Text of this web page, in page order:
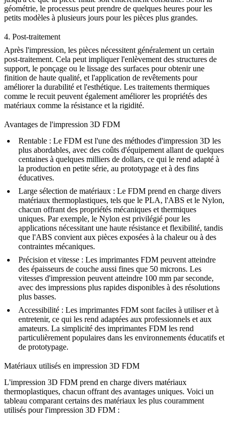
géométrie, le processus peut prendre de quelques heures pour les
petits modèles à plusieurs jours pour les pièces plus grandes.
4. Post-traitement
Après l'impression, les pièces nécessitent généralement un certain
post-traitement. Cela peut impliquer l'enlèvement des structures de
support, le ponçage ou le lissage des surfaces pour obtenir une
finition de haute qualité, et l'application de revêtements pour
améliorer la durabilité et l'esthétique. Les traitements thermiques
comme le recuit peuvent également améliorer les propriétés des
matériaux comme la résistance et la rigidité.
Avantages de l'impression 3D FDM
Rentable : Le FDM est l'une des méthodes d'impression 3D les
plus abordables, avec des coûts d'équipement allant de quelques
centaines à quelques milliers de dollars, ce qui le rend adapté à
la production en petite série, au prototypage et à des fins
éducatives.
Large sélection de matériaux : Le FDM prend en charge divers
matériaux thermoplastiques, tels que le PLA, l'ABS et le Nylon,
chacun offrant des propriétés mécaniques et thermiques
uniques. Par exemple, le Nylon est privilégié pour les
applications nécessitant une haute résistance et flexibilité, tandis
que l'ABS convient aux pièces exposées à la chaleur ou à des
contraintes mécaniques.
Précision et vitesse : Les imprimantes FDM peuvent atteindre
des épaisseurs de couche aussi fines que 50 microns. Les
vitesses d'impression peuvent atteindre 100 mm par seconde,
avec des impressions plus rapides disponibles à des résolutions
plus basses.
Accessibilité : Les imprimantes FDM sont faciles à utiliser et à
entretenir, ce qui les rend adaptées aux professionnels et aux
amateurs. La simplicité des imprimantes FDM les rend
particulièrement populaires dans les environnements éducatifs et
de prototypage.
Matériaux utilisés en impression 3D FDM
L'impression 3D FDM prend en charge divers matériaux
thermoplastiques, chacun offrant des avantages uniques. Voici un
tableau comparant certains des matériaux les plus couramment
utilisés pour l'impression 3D FDM :